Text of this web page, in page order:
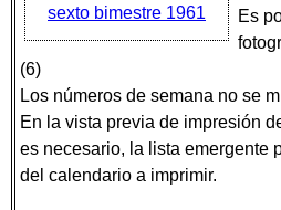
sexto bimestre 1961
Es
(6)
Los números de semana no se
En la vista previa de impresión
es necesario, la lista emergente
del calendario a imprimir.